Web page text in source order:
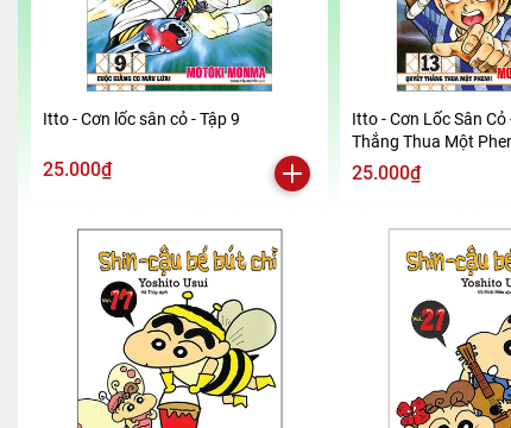
Itto - Cơn lốc sân cỏ - Tập 9
25.000₫
Itto - Cơn Lốc Sân Cỏ
Thắng Thua Một
2024)
25.000₫